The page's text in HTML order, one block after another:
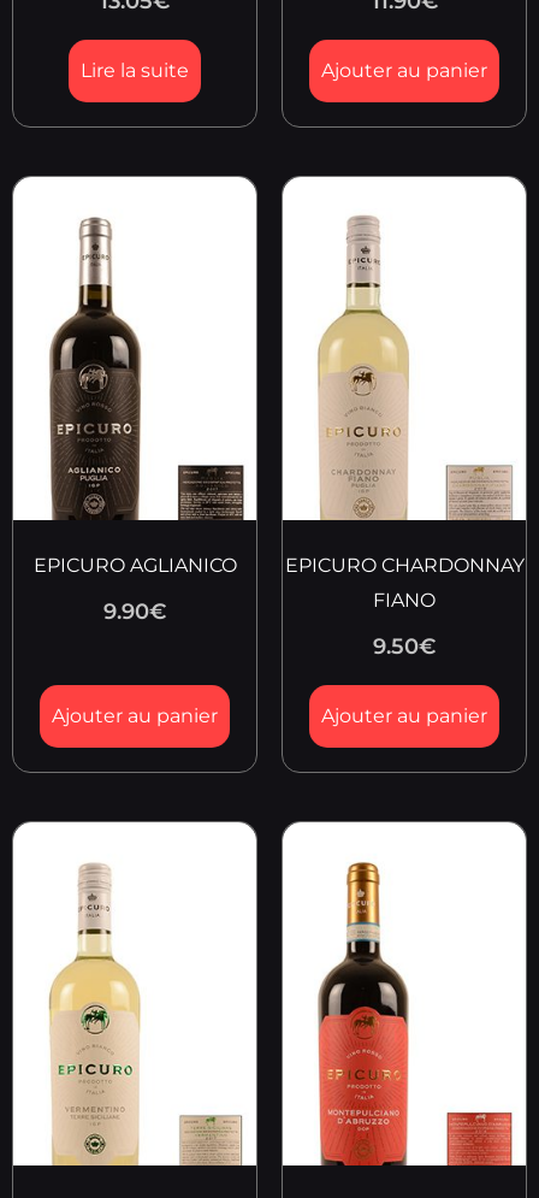
Lire la suite Ajouter au panier
EPICURO AGLIANICO
9.90€
Ajouter au panier
EPICURO CHARDONNAY
FIANO
9.50€
Ajouter au panier